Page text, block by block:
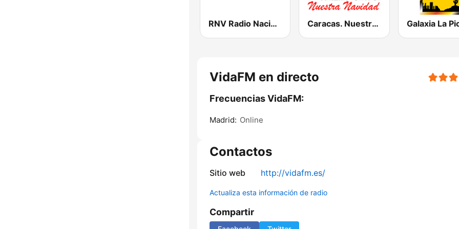
RNV Radio Nacional de Venezuela - Clásica Caracas. Nuestra Navidad... Galaxia La
VidaFM en directo
Frecuencias VidaFM:
Madrid: Online
Contactos
Sitio web http://vidafm.es/
Actualiza esta información de radio
Compartir